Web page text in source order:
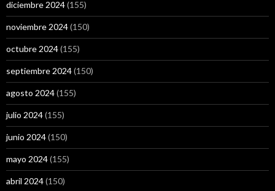
diciembre 2024(155)
noviembre 2024(150)
octubre 2024(155)
septiembre 2024(150)
agosto 2024(155)
julio 2024(155)
junio 2024(150)
mayo 2024(155)
abril 2024(150)